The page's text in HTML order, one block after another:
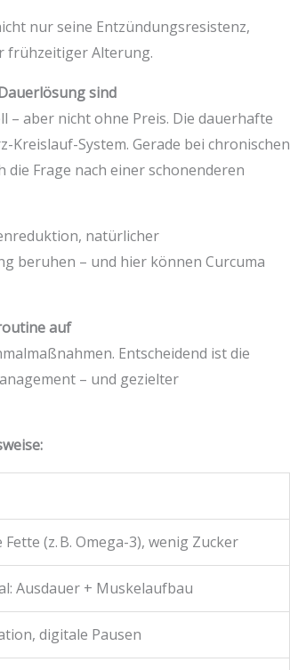
nur seine Entzündungsresistenz,
frühzeitiger Alterung.
sind
– aber nicht ohne Preis. Die dauerhafte
Kreislauf-System. Gerade bei chronischen
die Frage nach einer schonenderen
natürlicher
beruhen – und hier können Curcuma
auf
Entscheidend ist die
– und gezielter
(z. B. Omega-3), wenig Zucker
Ausdauer + Muskelaufbau
digitale Pausen